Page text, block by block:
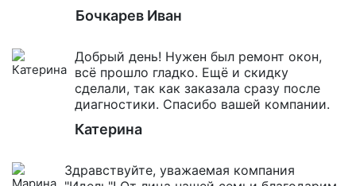
Бочкарев Иван
Добрый день! Нужен был ремонт окон,
всё прошло гладко. Ещё и скидку
сделали, так как заказала сразу после
диагностики. Спасибо вашей компании.
Катерина
Здравствуйте, уважаемая компания